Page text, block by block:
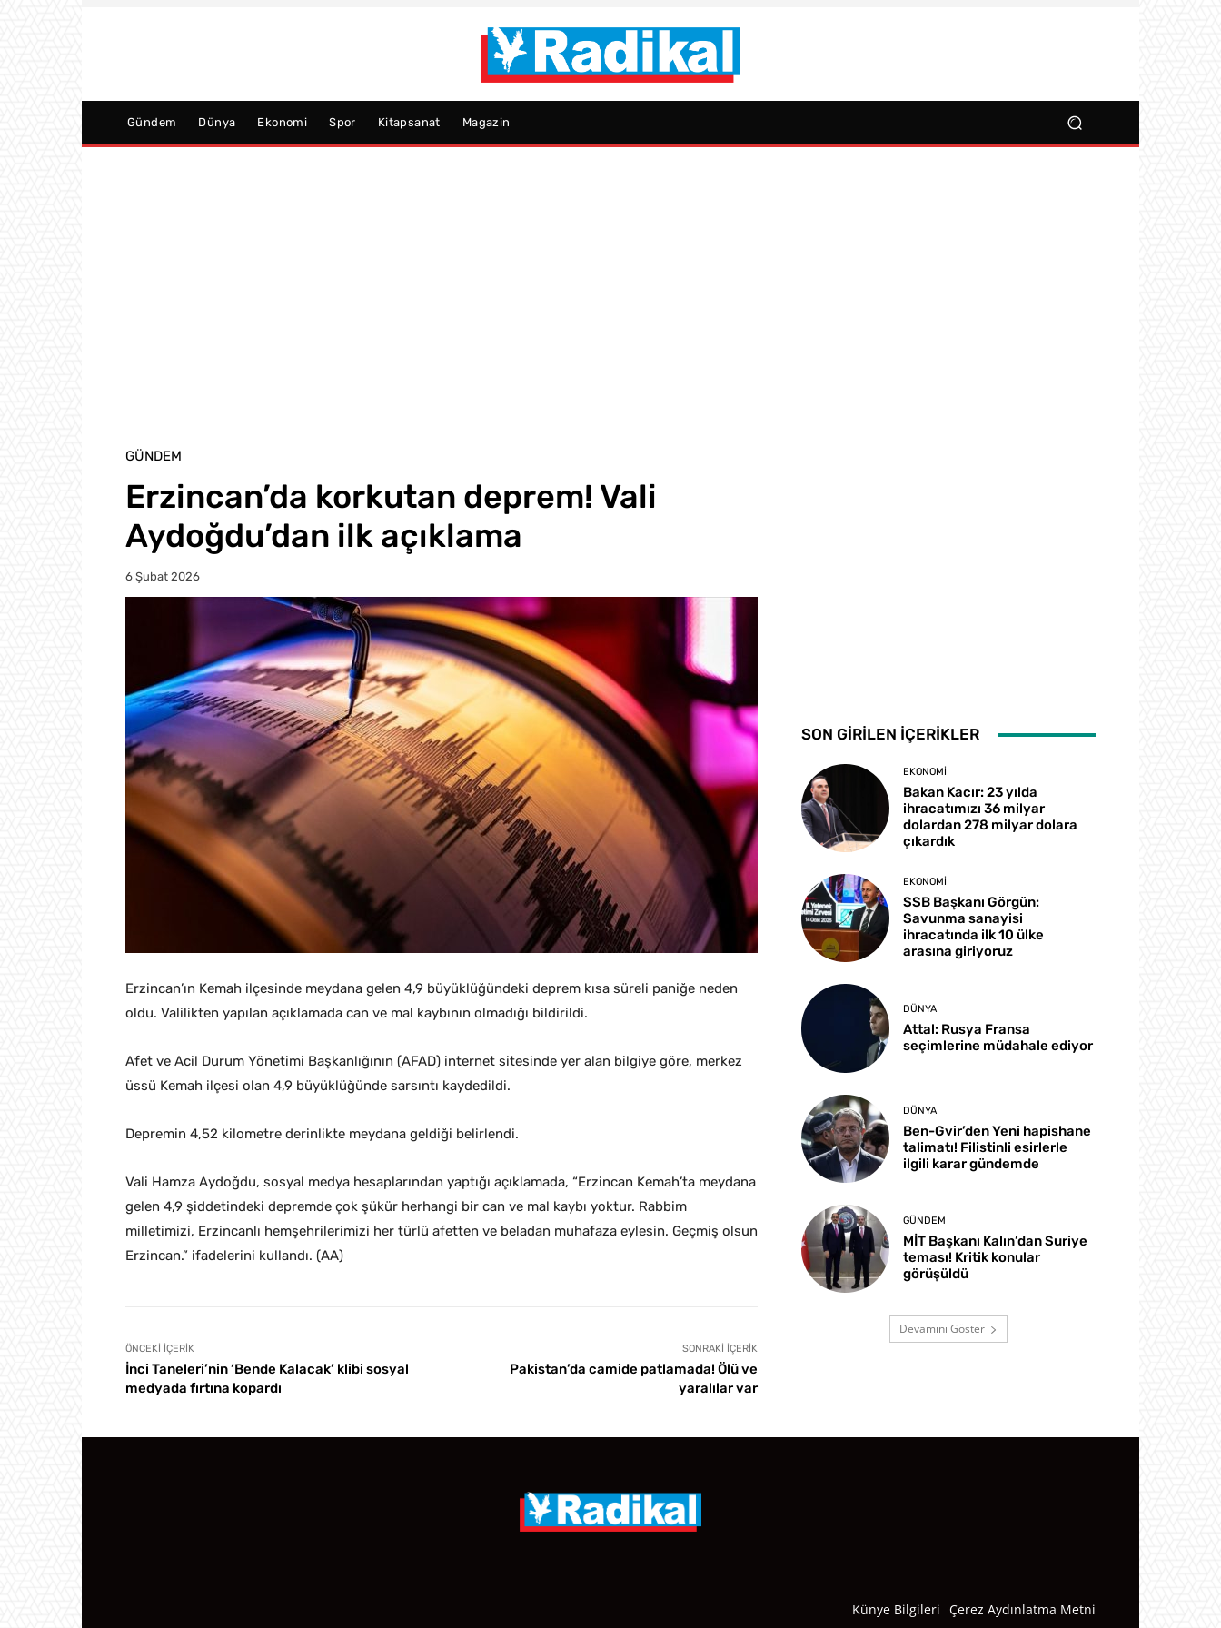
Gündem Dünya Ekonomi Spor Kitapsanat Magazin
GÜNDEM
Erzincan’da korkutan deprem! Vali
Aydoğdu’dan ilk açıklama
6 Şubat 2026
Erzincan’ın Kemah ilçesinde meydana gelen 4,9 büyüklüğündeki deprem kısa süreli paniğe neden
oldu. Valilikten yapılan açıklamada can ve mal kaybının olmadığı bildirildi.
Afet ve Acil Durum Yönetimi Başkanlığının (AFAD) internet sitesinde yer alan bilgiye göre, merkez
üssü Kemah ilçesi olan 4,9 büyüklüğünde sarsıntı kaydedildi.
Depremin 4,52 kilometre derinlikte meydana geldiği belirlendi.
Vali Hamza Aydoğdu, sosyal medya hesaplarından yaptığı açıklamada, “Erzincan Kemah’ta meydana
gelen 4,9 şiddetindeki depremde çok şükür herhangi bir can ve mal kaybı yoktur. Rabbim
milletimizi, Erzincanlı hemşehrilerimizi her türlü afetten ve beladan muhafaza eylesin. Geçmiş olsun
Erzincan.” ifadelerini kullandı. (AA)
ÖNCEKI İÇERIK
İnci Taneleri’nin ‘Bende Kalacak’ klibi sosyal
medyada fırtına kopardı
SONRAKI İÇERIK
Pakistan’da camide patlamada! Ölü ve
yaralılar var
SON GİRİLEN İÇERİKLER
EKONOMI
Bakan Kacır: 23 yılda
ihracatımızı 36 milyar
dolardan 278 milyar dolara
çıkardık
EKONOMI
SSB Başkanı Görgün:
Savunma sanayisi
ihracatında ilk 10 ülke
arasına giriyoruz
DÜNYA
Attal: Rusya Fransa
seçimlerine müdahale ediyor
DÜNYA
Ben-Gvir’den Yeni hapishane
talimatı! Filistinli esirlerle
ilgili karar gündemde
GÜNDEM
MİT Başkanı Kalın’dan Suriye
teması! Kritik konular
görüşüldü
Devamını Göster
Künye Bilgileri Çerez Aydınlatma Metni